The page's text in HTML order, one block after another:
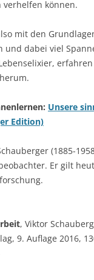
verhelfen können.
mit den
und dabei viel
Unsere
Edition)
(1885-
Er gilt
, Viktor
9. Auflage 2016,